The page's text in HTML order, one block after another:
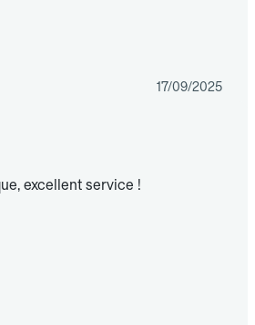
17/09/2025
excellent service !